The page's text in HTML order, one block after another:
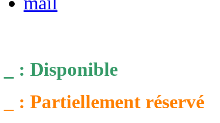
_ : Disponible
_ : Partiellement réservé